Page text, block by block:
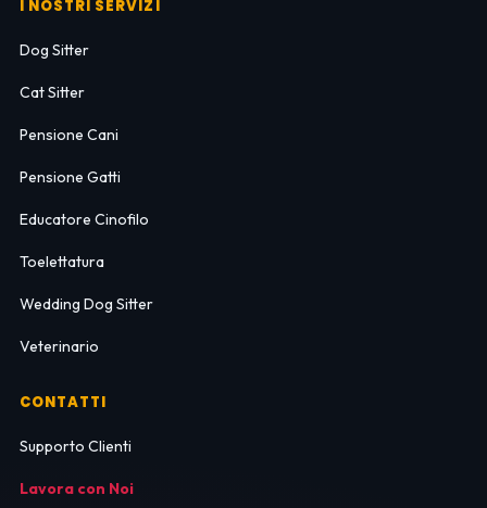
I NOSTRI SERVIZI
Dog Sitter
Cat Sitter
Pensione Cani
Pensione Gatti
Educatore Cinofilo
Toelettatura
Wedding Dog Sitter
Veterinario
CONTATTI
Supporto Clienti
Lavora con Noi